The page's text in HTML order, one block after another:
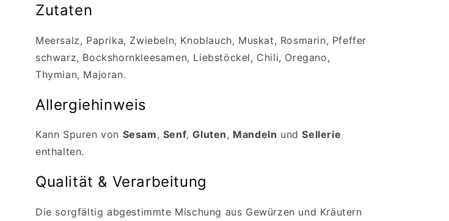
Zutaten
Meersalz, Paprika, Zwiebeln, Knoblauch, Muskat, Rosmarin, Pfeffer
schwarz, Bockshornkleesamen, Liebstöckel, Chili, Oregano,
Thymian, Majoran.
Allergiehinweis
Kann Spuren von Sesam, Senf,Gluten, Mandeln undSellerie
enthalten.
Qualität & Verarbeitung
Die sorgfältig abgestimmte Mischung aus Gewürzen und Kräutern